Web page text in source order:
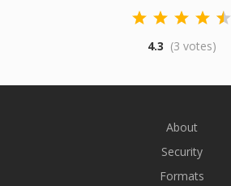
4.3 (3 votes)
About
Security
Formats